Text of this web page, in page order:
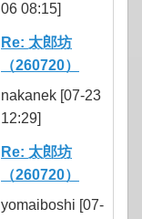
06 08:15]
Re: 太郎坊
（260720）
nakanek [07-23
12:29]
Re: 太郎坊
（260720）
yomaiboshi [07-